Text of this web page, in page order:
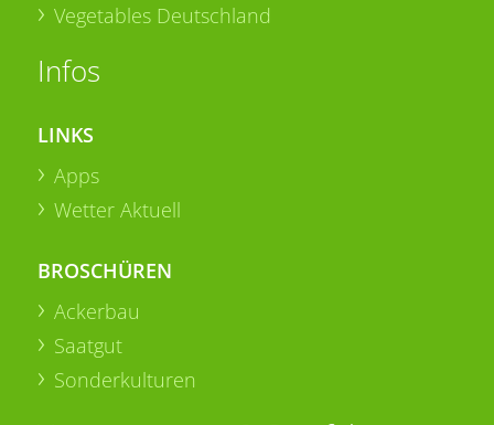
Vegetables Deutschland
Infos
LINKS
Apps
Wetter Aktuell
BROSCHÜREN
Ackerbau
Saatgut
Sonderkulturen